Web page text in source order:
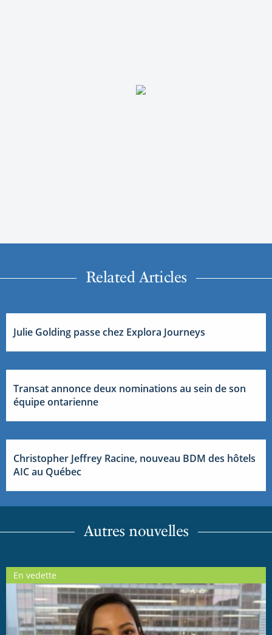
Related Articles
Julie Golding passe chez Explora Journeys
Transat annonce deux nominations au sein de son
équipe ontarienne
Christopher Jeffrey Racine, nouveau BDM des hôtels
AIC au Québec
Autres nouvelles
En vedette